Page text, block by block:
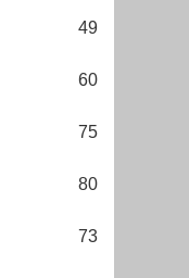
49
60
75
80
73